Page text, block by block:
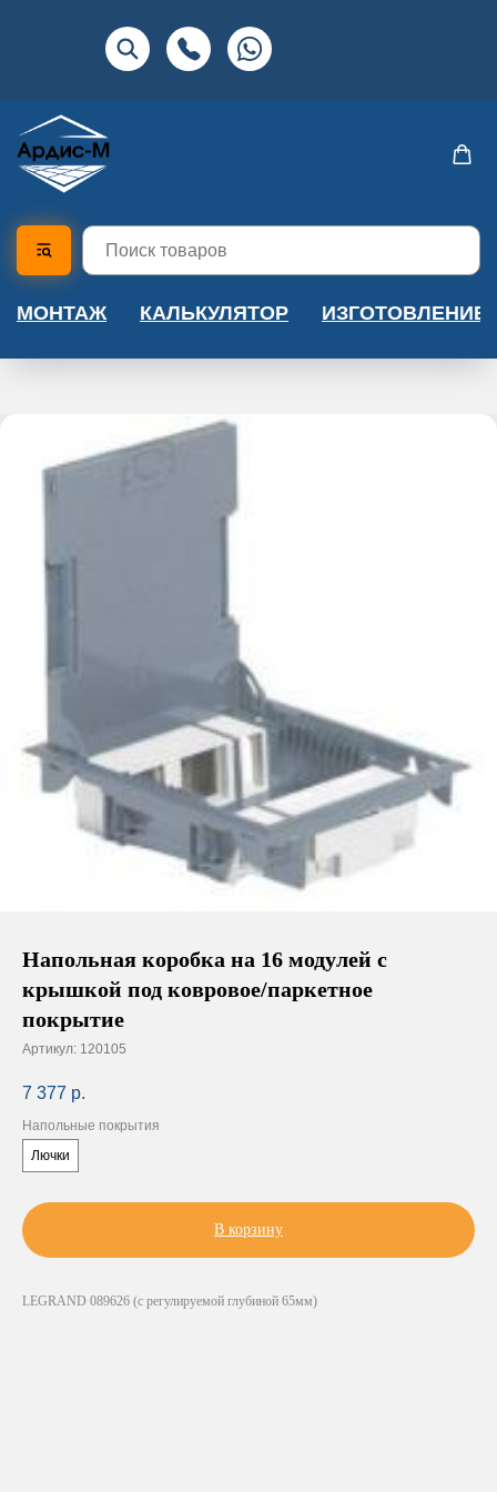
МОНТАЖ КАЛЬКУЛЯТОР ИЗГОТОВЛЕНИЕ
Напольная коробка на 16 модулей с
крышкой под ковровое/паркетное
покрытие
Артикул: 120105
7 377 р.
Напольные покрытия
Лючки
В корзину
LEGRAND 089626 (с регулируемой глубиной 65мм)